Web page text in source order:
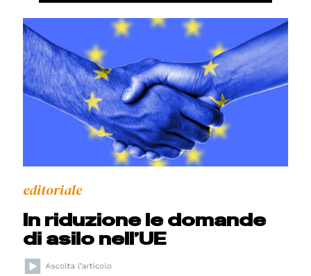
editoriale
In riduzione le domande
di asilo nell’UE